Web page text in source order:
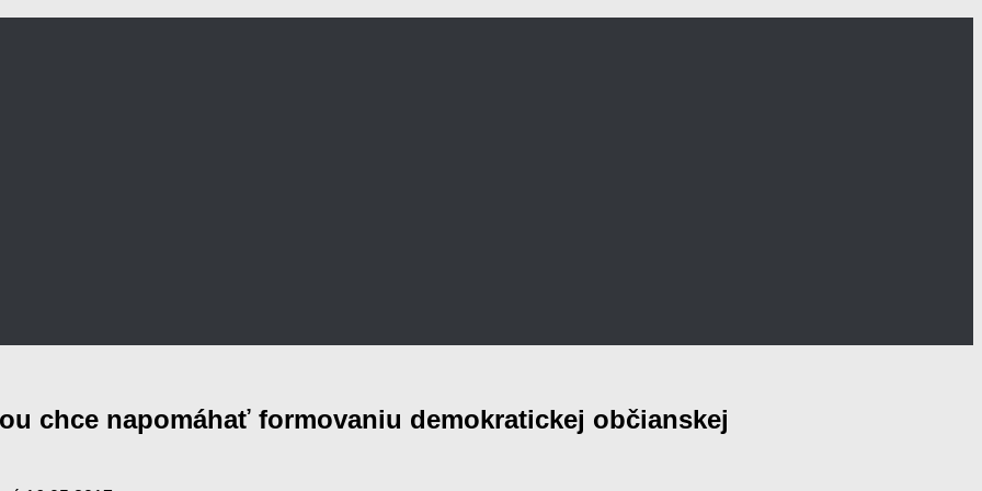
chce napomáhať formovaniu demokratickej občianskej